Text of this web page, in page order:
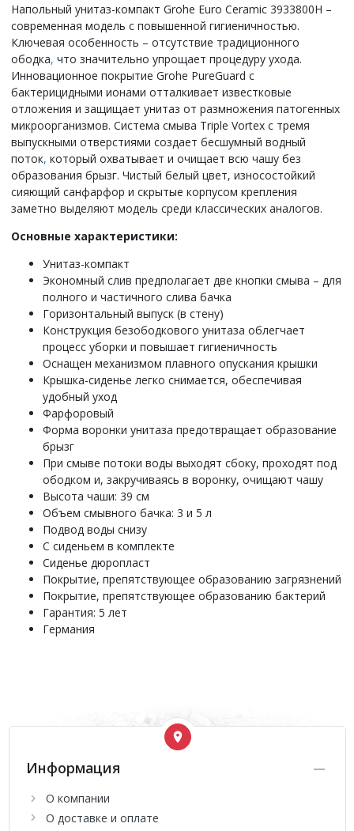
Напольный унитаз-компакт Grohe Euro Ceramic 3933800H –
современная модель с повышенной гигиеничностью.
Ключевая особенность – отсутствие традиционного
ободка, что значительно упрощает процедуру ухода.
Инновационное покрытие Grohe PureGuard с
бактерицидными ионами отталкивает известковые
отложения и защищает унитаз от размножения патогенных
микроорганизмов. Система смыва Triple Vortex с тремя
выпускными отверстиями создает бесшумный водный
поток, который охватывает и очищает всю чашу без
образования брызг. Чистый белый цвет, износостойкий
сияющий санфарфор и скрытые корпусом крепления
заметно выделяют модель среди классических аналогов.
Основные характеристики:
Унитаз-компакт
Экономный слив предполагает две кнопки смыва – для
полного и частичного слива бачка
Горизонтальный выпуск (в стену)
Конструкция безободкового унитаза облегчает
процесс уборки и повышает гигиеничность
Оснащен механизмом плавного опускания крышки
Крышка-сиденье легко снимается, обеспечивая
удобный уход
Фарфоровый
Форма воронки унитаза предотвращает образование
брызг
При смыве потоки воды выходят сбоку, проходят под
ободком и, закручиваясь в воронку, очищают чашу
Высота чаши: 39 см
Объем смывного бачка: 3 и 5 л
Подвод воды снизу
С сиденьем в комплекте
Сиденье дюропласт
Покрытие, препятствующее образованию загрязнений
Покрытие, препятствующее образованию бактерий
Гарантия: 5 лет
Германия
Информация
О компании
О доставке и оплате